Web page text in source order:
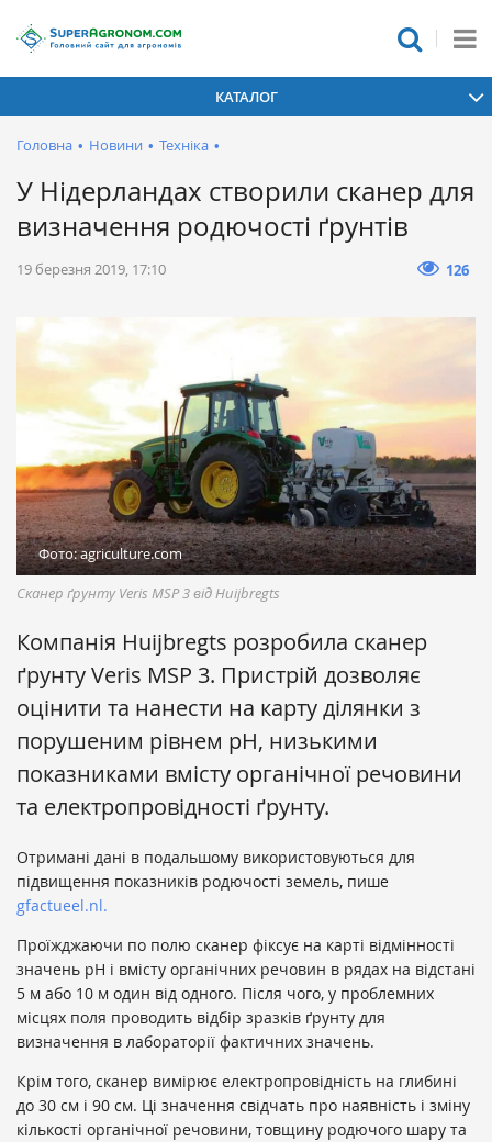
КАТАЛОГ
Головна • Новини • Техніка •
У Нідерландах створили сканер для
визначення родючості ґрунтів
19 березня 2019, 17:10 126
Фото: agriculture.com
Сканер ґрунту Veris MSP 3 від Huijbregts
Компанія Huijbregts розробила сканер
ґрунту Veris MSP 3. Пристрій дозволяє
оцінити та нанести на карту ділянки з
порушеним рівнем pH, низькими
показниками вмісту органічної речовини
та електропровідності ґрунту.
Отримані дані в подальшому використовуються для
підвищення показників родючості земель, пише
gfactueel.nl.
Проїжджаючи по полю сканер фіксує на карті відмінності
значень pH і вмісту органічних речовин в рядах на відстані
5 м або 10 м один від одного. Після чого, у проблемних
місцях поля проводить відбір зразків ґрунту для
визначення в лабораторії фактичних значень.
Крім того, сканер вимірює електропровідність на глибині
до 30 см і 90 см. Ці значення свідчать про наявність і зміну
кількості органічної речовини, товщину родючого шару та